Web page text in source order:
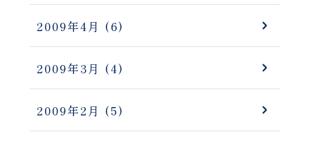
2009年4月 (6)
2009年3月 (4)
2009年2月 (5)